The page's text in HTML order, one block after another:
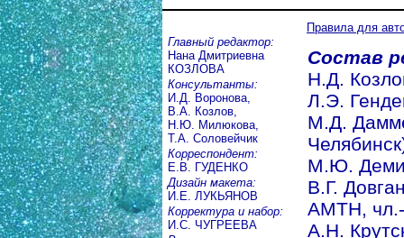
Главный редактор:
Нана Дмитриевна
КОЗЛОВА
Консультанты:
И.Д. Воронова,
В.А. Козлов,
Н.Ю. Милюкова,
Т.А. Соловейчик
Корреспондент:
Е.В. ГУДЕНКО
Дизайн макета:
И.Е. ЛУКЬЯНОВ
Корректура и набор:
И.С. ЧУГРЕЕВА
Правила для
Состав
Н.Д.
Л.Э.
М.Д.
М.Ю.
В.Г.
АМТН,
А.Н.